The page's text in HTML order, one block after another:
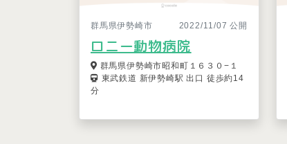
群馬県伊勢崎市 2022/11/07 公開
ロニー動物病院
群馬県伊勢崎市昭和町１６３０−１
東武鉄道 新伊勢崎駅 出口 徒歩約14
分